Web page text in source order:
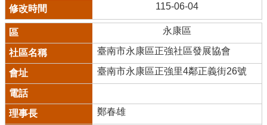
115-06-04
永康區
臺南市永康區正強社區發展協會
臺南市永康區正強里4鄰正義街26號
鄭春雄